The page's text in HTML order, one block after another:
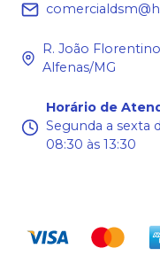
R. João
Alfenas/MG
Horário de
Segunda a sexta
08:30 às 13:30